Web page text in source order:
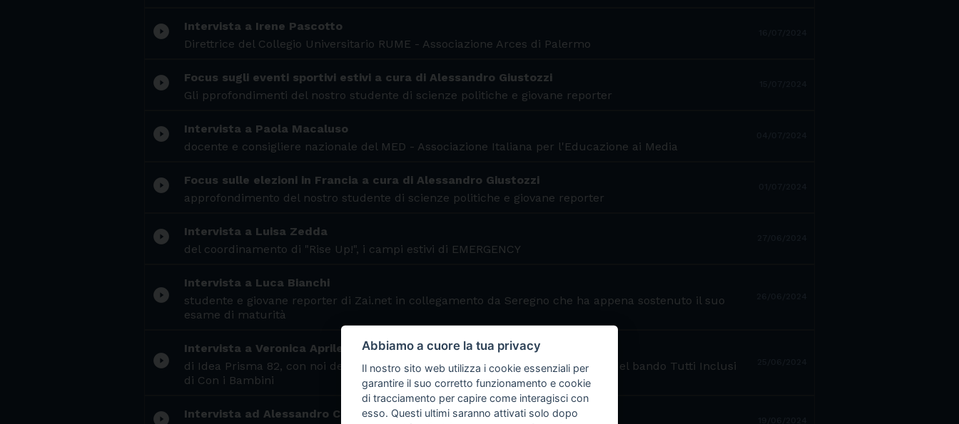
play_circle_filled
Intervista a Irene Pascotto
Direttrice del Collegio Universitario RUME - Associazione Arces di Palermo
play_circle_filled
Focus sugli eventi sportivi estivi a cura di Alessandro Giustozzi
Gli pprofondimenti del nostro studente di scienze politiche e giovane reporter
play_circle_filled
Intervista a Paola Macaluso
docente e consigliere nazionale del MED - Associazione Italiana per l'Educazione ai Media
play_circle_filled
Focus sulle elezioni in Francia a cura di Alessandro Giustozzi
approfondimento del nostro studente di scienze politiche e giovane reporter
play_circle_filled
Intervista a Luisa Zedda
del coordinamento di "Rise Up!", i campi estivi di EMERGENCY
play_circle_filled
Intervista a Luca Bianchi
studente e giovane reporter di Zai.net in collegamento da Seregno che ha appena sostenuto il suo
esame di maturità
play_circle_filled
Intervista a Veronica Aprile
di Idea Prisma 82, con noi del progetto “Aracne, la rete che include”, vincitore del bando Tutti Inclusi
di Con i Bambini
play_circle_filled
Intervista ad Alessandro Ciro Sciretti
Abbiamo a cuore la tua privacy
Il nostro sito web utilizza i cookie essenziali per
garantire il suo corretto funzionamento e cookie
di tracciamento per capire come interagisci con
esso. Questi ultimi saranno attivati solo dopo